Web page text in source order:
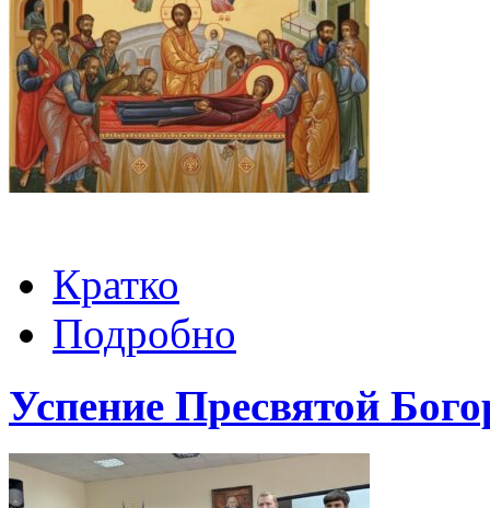
Кратко
Подробно
Успение Пресвятой